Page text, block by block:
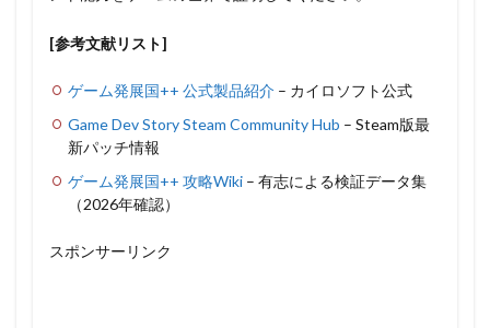
[参考文献リスト]
ゲーム発展国++ 公式製品紹介 – カイロソフト公式
Game Dev Story Steam Community Hub – Steam版最
新パッチ情報
ゲーム発展国++ 攻略Wiki – 有志による検証データ集
（2026年確認）
スポンサーリンク